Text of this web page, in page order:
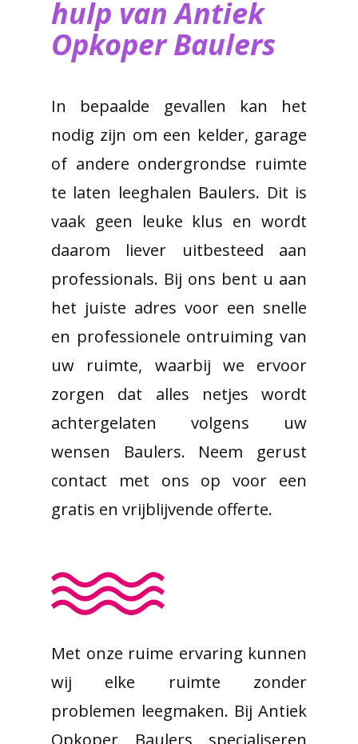
hulp van ​Antiek
Opkoper Baulers
In bepaalde gevallen kan het
nodig zijn om een kelder, garage
of andere ondergrondse ruimte
te laten leeghalen Baulers. Dit is
vaak geen leuke klus en wordt
daarom liever uitbesteed aan
professionals. Bij ons bent u aan
het juiste adres voor een snelle
en professionele ontruiming van
uw ruimte, waarbij we ervoor
zorgen dat alles netjes wordt
achtergelaten volgens uw
wensen Baulers. Neem gerust
contact met ons op voor een
gratis en vrijblijvende offerte.
Met onze ruime ervaring kunnen
wij elke ruimte zonder
problemen leegmaken. Bij Antiek
Opkoper Baulers specialiseren